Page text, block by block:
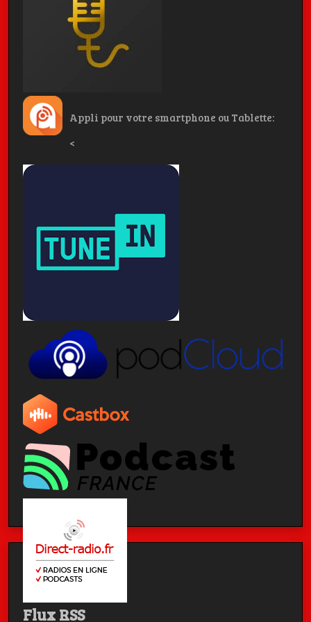
Appli pour votre smartphone ou Tablette:
<
Flux RSS